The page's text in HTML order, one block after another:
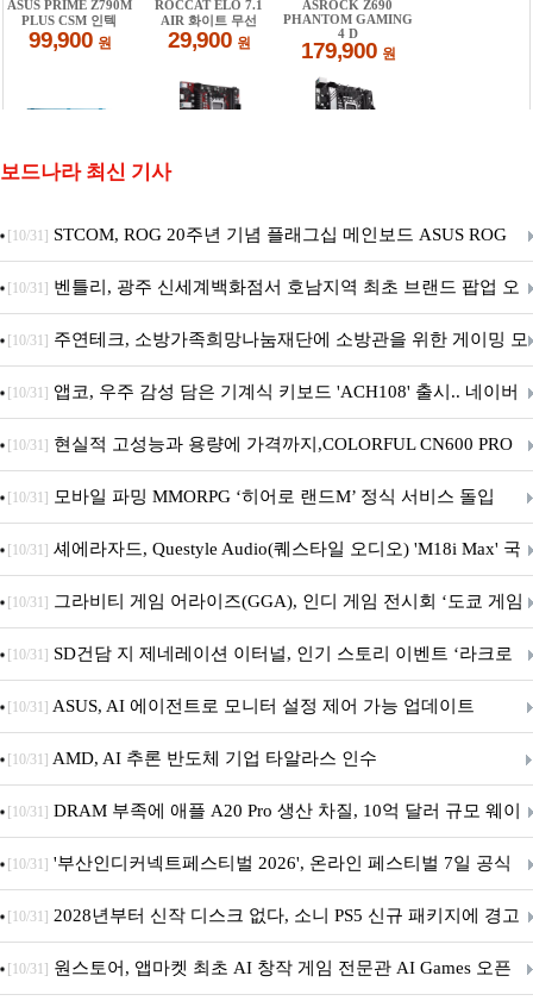
보드나라 최신 기사
[10/31] STCOM, ROG 20주년 기념 플래그십 메인보드 ASUS ROG
Crosshair X870E EDITION 20 국내 출시 예정
[10/31] 벤틀리, 광주 신세계백화점서 호남지역 최초 브랜드 팝업 오
픈
[10/31] 주연테크, 소방가족희망나눔재단에 소방관을 위한 게이밍 모
니터·스마트 펫 침대 기부
[10/31] 앱코, 우주 감성 담은 기계식 키보드 'ACH108' 출시.. 네이버
브랜드데이 기획전 진행
[10/31] 현실적 고성능과 용량에 가격까지,COLORFUL CN600 PRO
M.2 NVMe 디앤디컴 1TB
[10/31] 모바일 파밍 MMORPG ‘히어로 랜드M’ 정식 서비스 돌입
[10/31] 셰에라자드, Questyle Audio(퀘스타일 오디오) 'M18i Max' 국
내 정식 출시
[10/31] 그라비티 게임 어라이즈(GGA), 인디 게임 전시회 ‘도쿄 게임
던전 13’ 참가!
[10/31] SD건담 지 제네레이션 이터널, 인기 스토리 이벤트 ‘라크로
아의 용사’ 재개최 및 풍성한 기념 이벤트 실시!
[10/31] ASUS, AI 에이전트로 모니터 설정 제어 가능 업데이트
[10/31] AMD, AI 추론 반도체 기업 타알라스 인수
[10/31] DRAM 부족에 애플 A20 Pro 생산 차질, 10억 달러 규모 웨이
퍼 대기
[10/31] '부산인디커넥트페스티벌 2026', 온라인 페스티벌 7일 공식
개막... 22일간 진행
[10/31] 2028년부터 신작 디스크 없다, 소니 PS5 신규 패키지에 경고
문 추가
[10/31] 원스토어, 앱마켓 최초 AI 창작 게임 전문관 AI Games 오픈